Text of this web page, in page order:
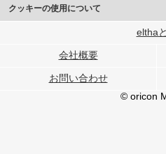
クッキーの使用について
このサイトでは Cookie を使用して、ユ
行っています。
メディアや広告配信、データ解析の各パ
各パートナーは、この情報とユーザーが
ユーザーが各パートナーのサービスを使
eltha
会社概要
お問い合わせ
© oricon